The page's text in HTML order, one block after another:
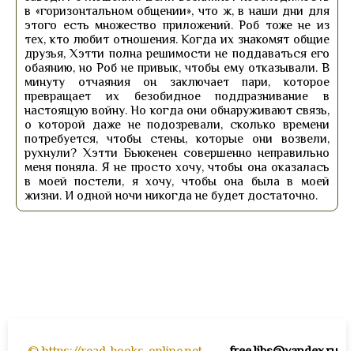
в «горизонтальном общении», что ж, в наши дни для
этого есть множество приложений. Роб тоже не из
тех, кто любит отношения. Когда их знакомят общие
друзья, Хэтти полна решимости не поддаваться его
обаянию, но Роб не привык, чтобы ему отказывали. В
минуту отчаяния он заключает пари, которое
превращает их безобидное поддразнивание в
настоящую войну. Но когда они обнаруживают связь,
о которой даже не подозревали, сколько времени
потребуется, чтобы стены, которые они возвели,
рухнули? Хэтти Бьюкенен совершенно неправильно
меня поняла. Я не просто хочу, чтобы она оказалась
в моей постели, я хочу, чтобы она была в моей
жизни. И одной ночи никогда не будет достаточно.